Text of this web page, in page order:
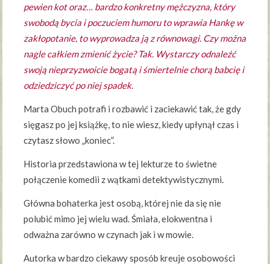
pewien kot oraz… bardzo konkretny mężczyzna, który
swobodą bycia i poczuciem humoru to wprawia Hankę w
zakłopotanie, to wyprowadza ją z równowagi. Czy można
nagle całkiem zmienić życie? Tak. Wystarczy odnaleźć
swoją nieprzyzwoicie bogatą i śmiertelnie chorą babcię i
odziedziczyć po niej spadek.
Marta Obuch potrafi i rozbawić i zaciekawić tak, że gdy
sięgasz po jej książkę, to nie wiesz, kiedy upłynął czas i
czytasz słowo „koniec”.
Historia przedstawiona w tej lekturze to świetne
połączenie komedii z wątkami detektywistycznymi.
Główna bohaterka jest osobą, której nie da się nie
polubić mimo jej wielu wad. Śmiała, elokwentna i
odważna zarówno w czynach jak i w mowie.
Autorka w bardzo ciekawy sposób kreuje osobowości